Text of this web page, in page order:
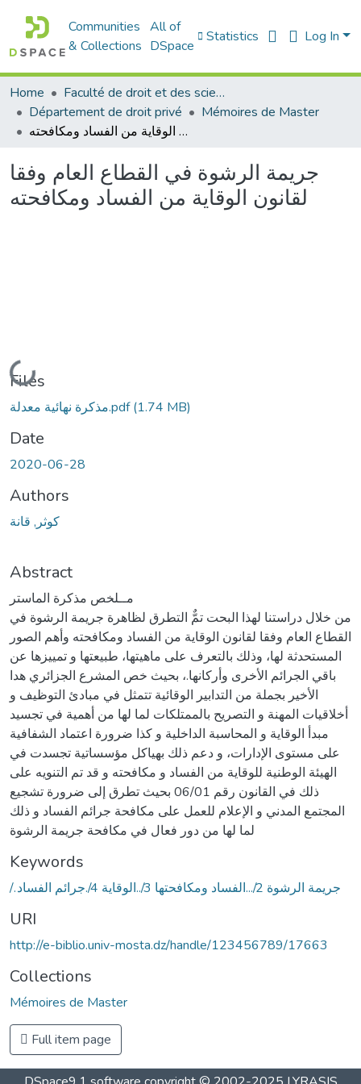
Communities
& Collections
All of
DSpace
Statistics Log In
Home
Faculté de droit et des sciences politiques
Département de droit privé
Mémoires de Master
جريمة الرشوة في القطاع العام وفقا لقانون الوقاية من الفساد ومكافحته
جريمة الرشوة في القطاع العام وفقا
لقانون الوقاية من الفساد ومكافحته
Loading...
Files
مذكرة نهائية معدلة.pdf(1.74 MB)
Date
2020-06-28
Authors
كوثر, قانة
Abstract
مــلخص مذكرة الماستر
من خلال دراستنا لهذا البحت تمٌّ التطرق لظاهرة جريمة الرشوة في
القطاع العام وفقا لقانون الوقاية من الفساد ومكافحته وأهم الصور
المستحدثة لها، وذلك بالتعرف على ماهيتها، طبيعتها و تمييزها عن
باقي الجرائم الأخرى وأركانها.، بحيث خص المشرع الجزائري هدا
الأخير بجملة من التدابير الوقائية تتمثل في مبادئ التوظيف و
أخلاقيات المهنة و التصريح بالممتلكات لما لها من أهمية في تجسيد
مبدأ الوقاية و المحاسبة الداخلية و كذا ضرورة اعتماد الشفافية
على مستوى الإدارات، و دعم ذلك بهياكل مؤسساتية تجسدت في
الهيئة الوطنية للوقاية من الفساد و مكافحته و قد تم التنويه على
ذلك في القانون رقم 06/01 بحيث تطرق إلى ضرورة تشجيع
المجتمع المدني و الإعلام للعمل على مكافحة جرائم الفساد و ذلك
لما لها من دور فعال في مكافحة جريمة الرشوة
Keywords
/.جريمة الرشوة 2/...الفساد ومكافحتها 3/..الوقاية 4/.جرائم الفساد
URI
http://e-biblio.univ-mosta.dz/handle/123456789/17663
Collections
Mémoires de Master
Full item page